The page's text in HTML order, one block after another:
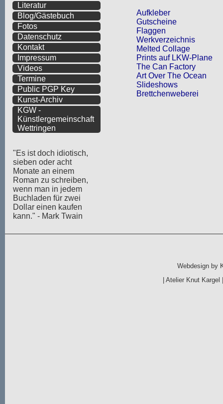
Aufkleber
Gutscheine
Flaggen
Werkverzeichnis
Melted Collage
Prints auf LKW-Plane
The Can Factory
Art Over The Ocean
Slideshows
Brettchenweberei
Literatur
Blog/Gästebuch
Fotos
Datenschutz
Kontakt
Impressum
Videos
Termine
Public PGP Key
Kunst-Archiv
KGW -
Künstlergemeinschaft
Wettringen
"Es ist doch idiotisch,
sieben oder acht
Monate an einem
Roman zu schreiben,
wenn man in jedem
Buchladen für zwei
Dollar einen kaufen
kann." - Mark Twain
Webdesign by
|Atelier Knut Kargel